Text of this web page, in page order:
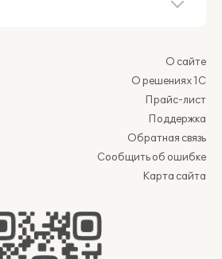
О сайте
О решениях 1С
Прайс-лист
Поддержка
Обратная связь
Сообщить об ошибке
Карта сайта